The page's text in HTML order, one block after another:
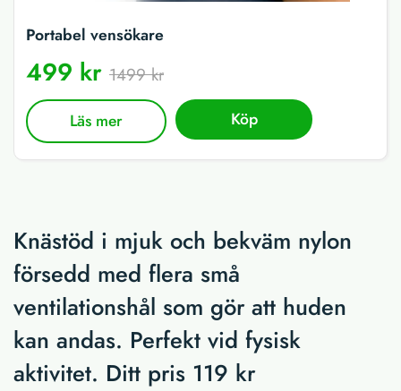
Portabel vensökare
499 kr 1499 kr
Läs mer Köp
Knästöd i mjuk och bekväm nylon
försedd med flera små
ventilationshål som gör att huden
kan andas. Perfekt vid fysisk
aktivitet. Ditt pris 119 kr